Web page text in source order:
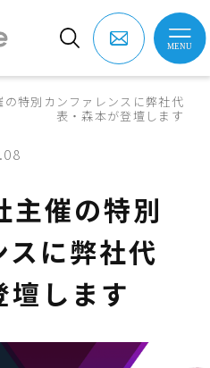
特別カンファレンスに弊社代
表・森本が登壇します
催の特別
スに弊社代
壇します